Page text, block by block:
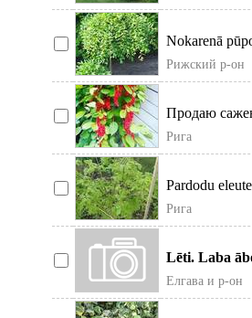
Nokarenā
zemei.
Рижский р-он
Продаю
Рига
Pardodu
Austrumos,
Рига
Lēti. Laba
2026.07.27
Елгава и р-он